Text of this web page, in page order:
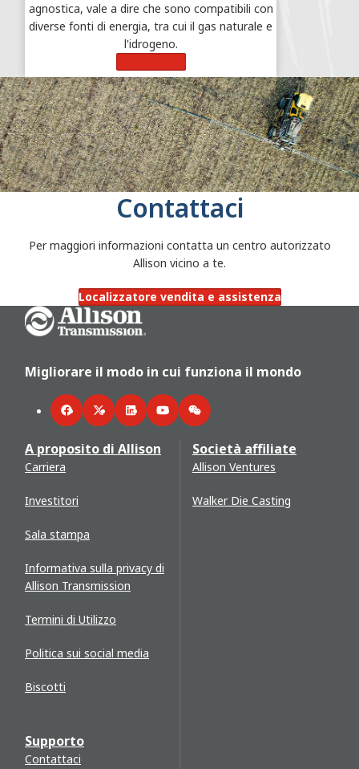
agnostica, vale a dire che sono compatibili con
diverse fonti di energia, tra cui il gas naturale e
l'idrogeno.
Contattaci
Per maggiori informazioni contatta un centro autorizzato
Allison vicino a te.
Localizzatore vendita e assistenza
Go Home
Migliorare il modo in cui funziona il mondo
FacebookTwitterLinkedInYouTubeWeChat
A proposito di Allison
Carriera
Investitori
Sala stampa
Informativa sulla privacy di
Allison Transmission
Termini di Utilizzo
Politica sui social media
Biscotti
Supporto
Contattaci
Società affiliate
Allison Ventures
Walker Die Casting